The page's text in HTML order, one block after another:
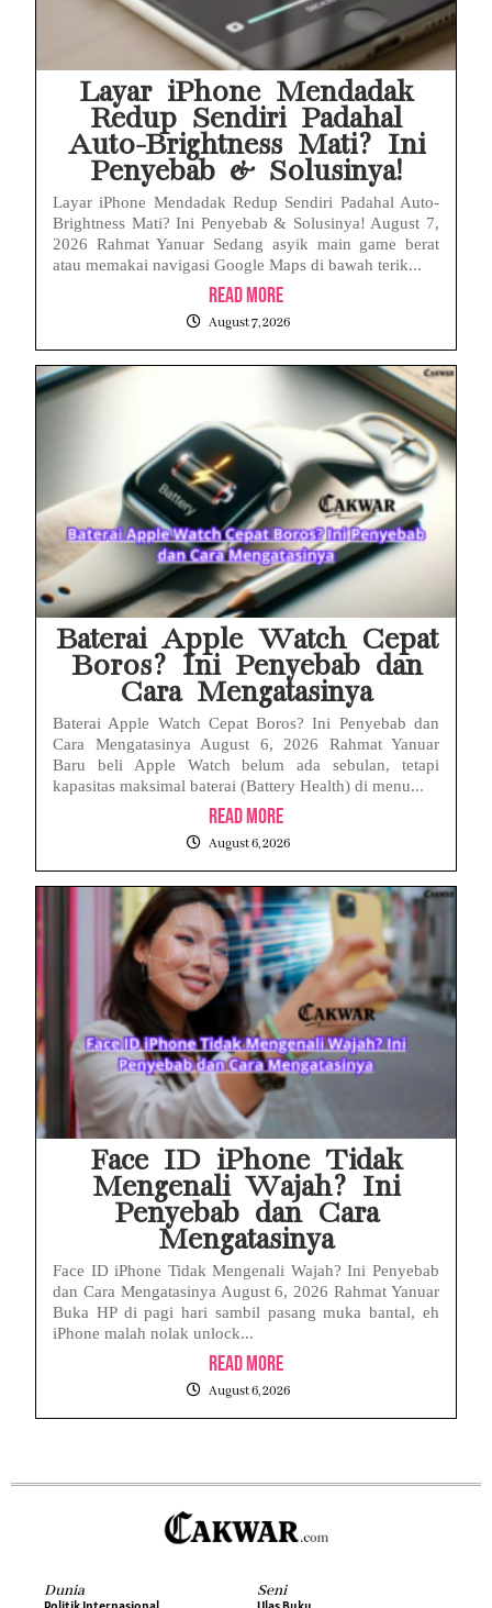
Layar iPhone Mendadak
Redup Sendiri Padahal
Auto-Brightness Mati? Ini
Penyebab & Solusinya!
Layar iPhone Mendadak Redup Sendiri Padahal Auto-
Brightness Mati? Ini Penyebab & Solusinya! August 7,
2026 Rahmat Yanuar Sedang asyik main game berat
atau memakai navigasi Google Maps di bawah terik...
Read More
August 7, 2026
Baterai Apple Watch Cepat
Boros? Ini Penyebab dan
Cara Mengatasinya
Baterai Apple Watch Cepat Boros? Ini Penyebab dan
Cara Mengatasinya August 6, 2026 Rahmat Yanuar
Baru beli Apple Watch belum ada sebulan, tetapi
kapasitas maksimal baterai (Battery Health) di menu...
Read More
August 6, 2026
Face ID iPhone Tidak
Mengenali Wajah? Ini
Penyebab dan Cara
Mengatasinya
Face ID iPhone Tidak Mengenali Wajah? Ini Penyebab
dan Cara Mengatasinya August 6, 2026 Rahmat Yanuar
Buka HP di pagi hari sambil pasang muka bantal, eh
iPhone malah nolak unlock...
Read More
August 6, 2026
Dunia Seni